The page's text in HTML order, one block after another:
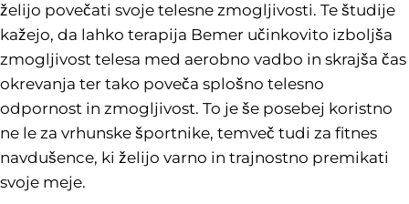
želijo povečati svoje telesne zmogljivosti. Te študije
kažejo, da lahko terapija Bemer učinkovito izboljša
zmogljivost telesa med aerobno vadbo in skrajša čas
okrevanja ter tako poveča splošno telesno
odpornost in zmogljivost. To je še posebej koristno
ne le za vrhunske športnike, temveč tudi za fitnes
navdušence, ki želijo varno in trajnostno premikati
svoje meje.